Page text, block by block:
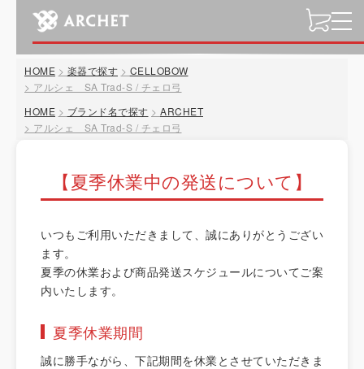
t
o
g
HOME 楽器で探す
CELLOBOW
アルシェ SA Trad-S / チェロ弓
HOME
ブランド名で探す
ARCHET
アルシェ SA Trad-S / チェロ弓
【夏季休業中の発送について】
いつもご利用いただきまして、誠にありがとうござい
ます。
夏季の休業および商品発送スケジュールについてご案
内いたします。
夏季休業期間
誠に勝手ながら、下記期間を休業とさせていただきま